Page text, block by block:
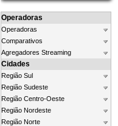
Operadoras
Operadoras
Comparativos
Agregadores Streaming
Cidades
Região Sul
Região Sudeste
Região Centro-Oeste
Região Nordeste
Região Norte